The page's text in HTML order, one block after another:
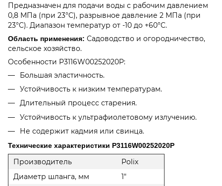
Предназначен для подачи воды с рабочим давлением
0,8 МПа (при 23°C), разрывное давление 2 МПа (при
23°C). Диапазон температур от -10 до +60°C.
Область применения: Садоводство и огородничество,
сельское хозяйство.
Особенности P3116W00252020P:
Большая эластичность.
Устойчивость к низким температурам.
Длительный процесс старения.
Устойчивость к ультрафиолетовому излучению.
Не содержит кадмия или свинца.
Технические характеристики P3116W00252020P
Производитель
Polix
Диаметр шланга, мм
1"